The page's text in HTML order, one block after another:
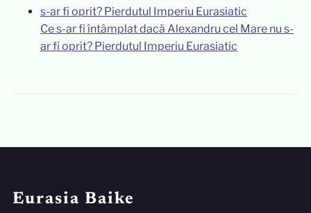
Ce s-ar fi întâmplat dacă Alexandru cel Mare nu s-
ar fi oprit? Pierdutul Imperiu Eurasiatic
Eurasia Baike